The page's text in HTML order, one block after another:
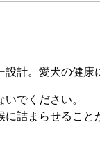
計。愛犬の健康
でください。
詰まらせること